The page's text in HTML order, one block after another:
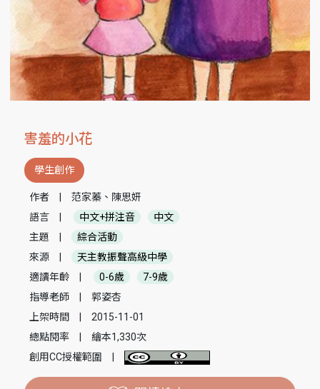
害羞的小花
學生創作
作者
范家蓁、陳思妍
語言
中文+拼注音
中文
主題
綜合活動
來源
天主教振聲高級中學
適讀年齡
0-6歲
7-9歲
指導老師
郭姿杏
上架時間
2015-11-01
總點閱率
繪本1,330次
創用CC授權範圍